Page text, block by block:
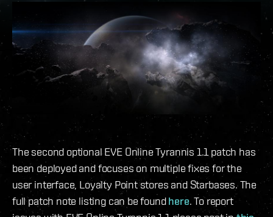
The second optional EVE Online Tyrannis 1.1 patch has
been deployed and focuses on multiple fixes for the
user interface, Loyalty Point stores and Starbases. The
full patch note listing can be foundhere. To report